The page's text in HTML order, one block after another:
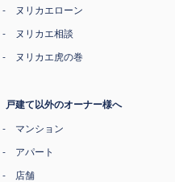
ヌリカエローン
ヌリカエ相談
ヌリカエ虎の巻
戸建て以外のオーナー様へ
マンション
アパート
店舗